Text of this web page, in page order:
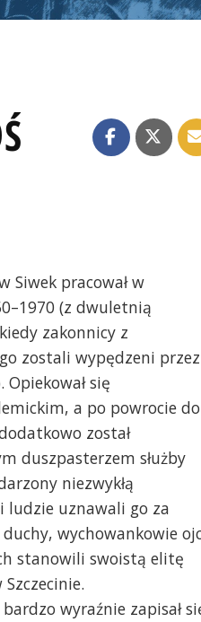
Siwek pracował w
(z dwuletnią
zakonnicy z
zostali wypędzeni przez
Opiekował się
a po powrocie do
został
duszpasterzem służby
niezwykłą
ludzie uznawali go za
wychowankowie
stanowili swoistą elitę
bardzo wyraźnie zapisał